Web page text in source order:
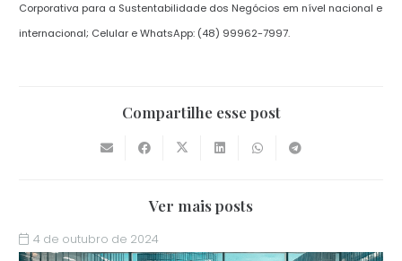
Corporativa para a Sustentabilidade dos Negócios em nível nacional e
internacional; Celular e WhatsApp: (48) 99962-7997.
Compartilhe esse post
Ver mais posts
4 de outubro de 2024